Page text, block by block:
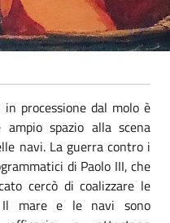
processione dal molo è
spazio alla scena
navi. La guerra contro i
di Paolo III, che
cercò di coalizzare le
Il mare e le navi sono